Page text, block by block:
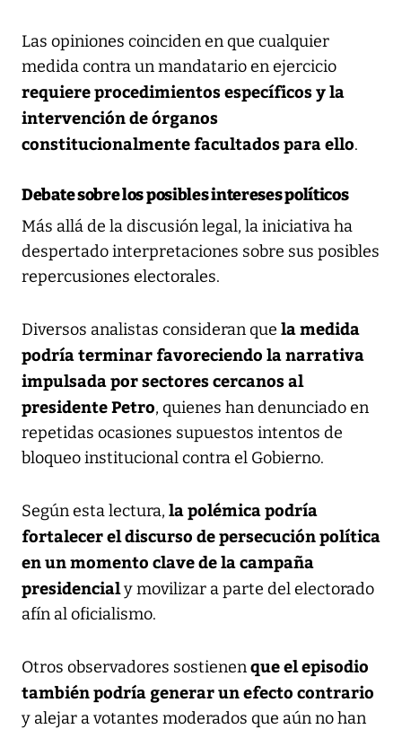
Las opiniones coinciden en que cualquier
medida contra un mandatario en ejercicio
requiere procedimientos específicos y la
intervención de órganos
constitucionalmente facultados para ello.
Debate sobre los posibles intereses políticos
Más allá de la discusión legal, la iniciativa ha
despertado interpretaciones sobre sus posibles
repercusiones electorales.
Diversos analistas consideran que la medida
podría terminar favoreciendo la narrativa
impulsada por sectores cercanos al
presidente Petro, quienes han denunciado en
repetidas ocasiones supuestos intentos de
bloqueo institucional contra el Gobierno.
Según esta lectura, la polémica podría
fortalecer el discurso de persecución política
en un momento clave de la campaña
presidencialy movilizar a parte del electorado
afín al oficialismo.
Otros observadores sostienenque el episodio
también podría generar un efecto contrario
y alejar a votantes moderados que aún no han